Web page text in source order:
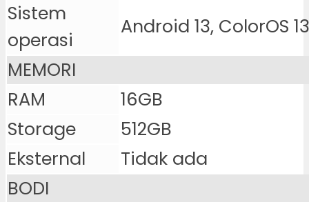
Sistem
operasi
Android 13, ColorOS
MEMORI
RAM
16GB
Storage
512GB
Eksternal
Tidak ada
BODI